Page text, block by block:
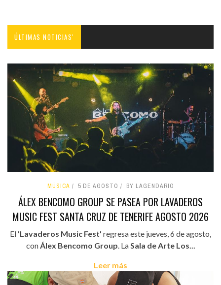
ÚLTIMAS NOTICIAS'
MÚSICA 5 DE AGOSTO BY LAGENDARIO
ÁLEX BENCOMO GROUP SE PASEA POR LAVADEROS
MUSIC FEST SANTA CRUZ DE TENERIFE AGOSTO 2026
El 'Lavaderos Music Fest' regresa este jueves, 6 de agosto,
con Álex Bencomo Group . La Sala de Arte Los...
Leer más